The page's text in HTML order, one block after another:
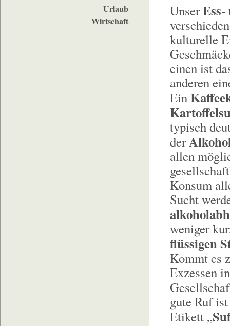
Urlaub
Wirtschaft
Unser
kulturelle
einen ist
anderen
Ein
typisch
der
allen
Konsum
Sucht
weniger
flüssigen
Kommt es
Exzessen
gute Ruf
Etikett „